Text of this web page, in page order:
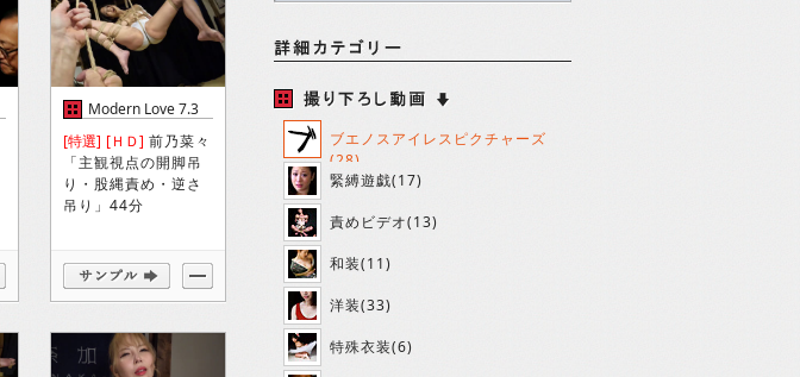
Modern Love 7.3
[特選] [ＨＤ] 前乃菜々
「主観視点の開脚吊
り・股縄責め・逆さ
吊り」44分
ブエノスアイレスピクチャーズ
(28)
緊縛遊戯(17)
責めビデオ(13)
和装(11)
洋装(33)
特殊衣装(6)